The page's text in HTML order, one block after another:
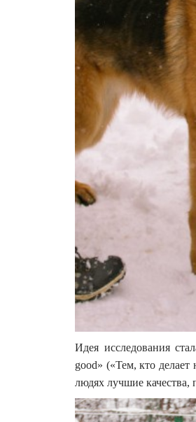
Идея исследования
good» («Тем, кто делает
людях лучшие качества,